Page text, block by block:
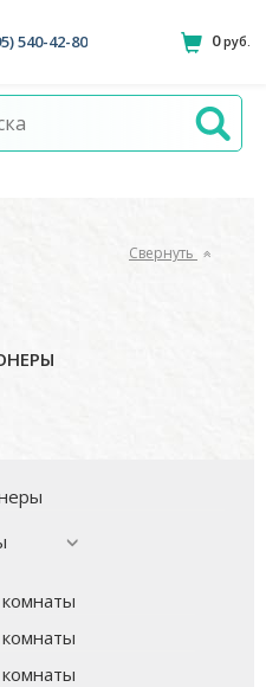
540-42-80 0руб.
Свернуть